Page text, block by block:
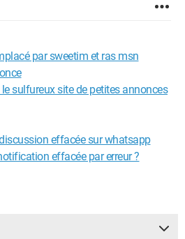
par sweetim et ras msn
sulfureux site de petites annonces
effacée sur whatsapp
effacée par erreur ?